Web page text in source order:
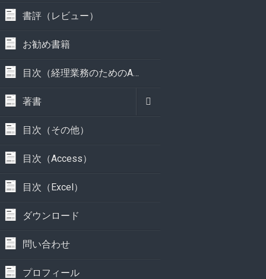
書評（レビュー）
お勧め書籍
目次（経理業務のためのAccess実践講座）
著書
目次（その他）
目次（Access）
目次（Excel）
ダウンロード
問い合わせ
プロフィール